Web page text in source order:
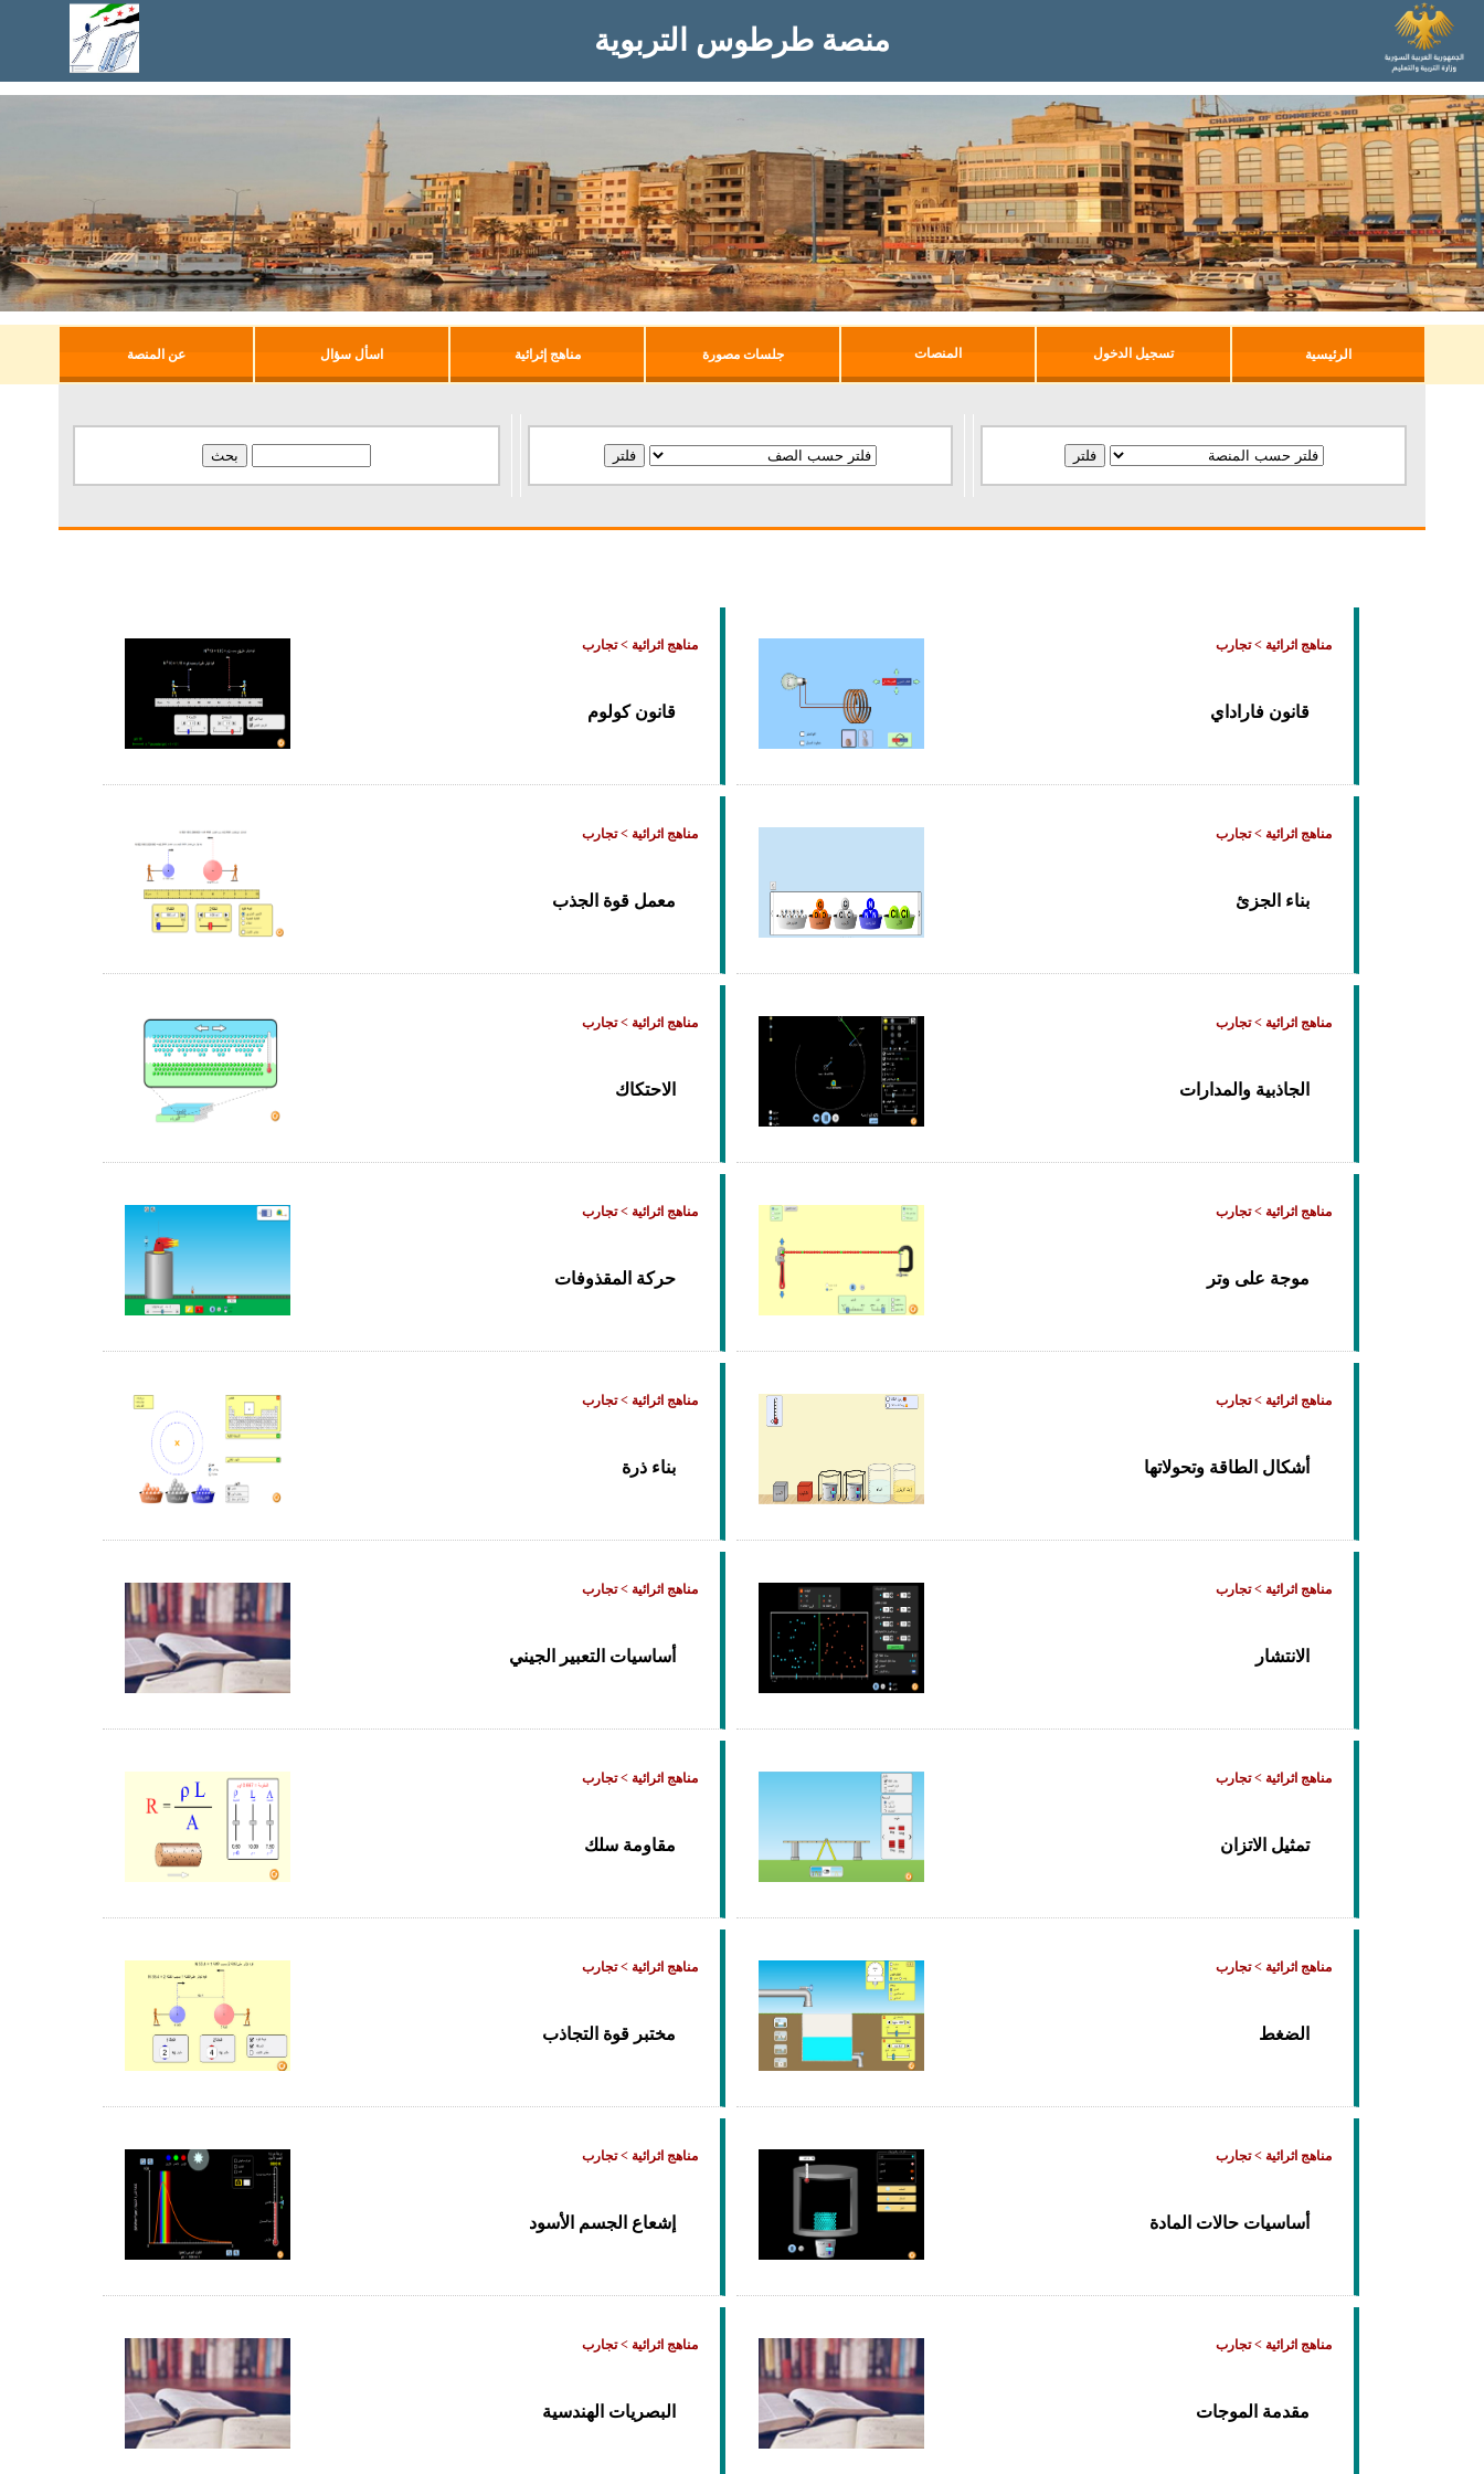
منصة طرطوس التربوية
الرئيسية تسجيل الدخول المنصات جلسات مصورة مناهج إثرائية اسأل سؤال عن المنصة
مناهج اثرائية > تجارب
قانون فاراداي
مناهج اثرائية > تجارب
قانون كولوم
مناهج اثرائية > تجارب
بناء الجزئ
مناهج اثرائية > تجارب
معمل قوة الجذب
مناهج اثرائية > تجارب
الجاذبية والمدارات
مناهج اثرائية > تجارب
الاحتكاك
مناهج اثرائية > تجارب
موجة على وتر
مناهج اثرائية > تجارب
حركة المقذوفات
مناهج اثرائية > تجارب
أشكال الطاقة وتحولاتها
مناهج اثرائية > تجارب
بناء ذرة
مناهج اثرائية > تجارب
الانتشار
مناهج اثرائية > تجارب
أساسيات التعبير الجيني
مناهج اثرائية > تجارب
تمثيل الاتزان
مناهج اثرائية > تجارب
مقاومة سلك
مناهج اثرائية > تجارب
الضغط
مناهج اثرائية > تجارب
مختبر قوة التجاذب
مناهج اثرائية > تجارب
أساسيات حالات المادة
مناهج اثرائية > تجارب
إشعاع الجسم الأسود
مناهج اثرائية > تجارب
مقدمة الموجات
مناهج اثرائية > تجارب
البصريات الهندسية